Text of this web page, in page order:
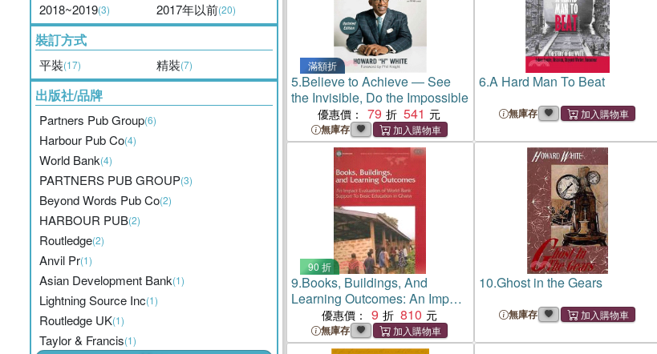
2018~2019(3) 2017年以前(20)
裝訂方式
平裝(17) 精裝(7)
出版社/品牌
Partners Pub Group(6)
Harbour Pub Co(4)
World Bank(4)
PARTNERS PUB GROUP(3)
Beyond Words Pub Co(2)
HARBOUR PUB(2)
Routledge(2)
Anvil Pr(1)
Asian Development Bank(1)
Lightning Source Inc(1)
Routledge UK(1)
Taylor & Francis(1)
滿額折
5.Believe to Achieve ― See
the Invisible, Do the Impossible
優惠價： 79 541
無庫存
6.A Hard Man To Beat
無庫存
90 折
9.Books, Buildings, And
Learning Outcomes: An Impact
Evaluation Of World Bank
Support To Basic Education In
Ghana
優惠價： 9 810
無庫存
10.Ghost in the Gears
無庫存